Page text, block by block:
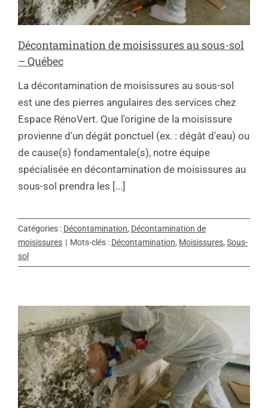
Décontamination de moisissures au sous-sol
– Québec
La décontamination de moisissures au sous-sol
est une des pierres angulaires des services chez
Espace RénoVert. Que l'origine de la moisissure
provienne d'un dégât ponctuel (ex. : dégât d'eau) ou
de cause(s) fondamentale(s), notre équipe
spécialisée en décontamination de moisissures au
sous-sol prendra les [...]
Catégories : Décontamination, Décontamination de
moisissures | Mots-clés : Décontamination, Moisissures, Sous-
sol